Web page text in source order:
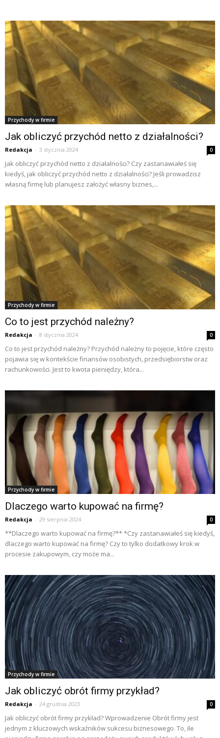
Przychody w firmie
Jak obliczyć przychód netto z działalności?
Redakcja - 3 stycznia 2024 0
Jak obliczyć przychód netto z działalności? Czy zastanawiałeś się
kiedyś, jak obliczyć przychód netto z działalności? Jeśli prowadzisz
własną firmę lub planujesz założyć własny biznes,...
Przychody w firmie
Co to jest przychód należny?
Redakcja - 8 stycznia 2024 0
Co to jest przychód należny? Przychód należny to pojęcie, które często
pojawia się w kontekście finansów osobistych, przedsiębiorstw oraz
rachunkowości. Jest to kwota pieniędzy, która...
Przychody w firmie
Dlaczego warto kupować na firmę?
Redakcja - 29 sierpnia 2024 0
**Dlaczego warto kupować na firmę?** *Czy zastanawiałeś się kiedyś,
dlaczego warto kupować na firmę? Czy to tylko dodatkowy krok w
procesie zakupowym, czy może ma...
Przychody w firmie
Jak obliczyć obrót firmy przykład?
Redakcja - 24 grudnia 2023 0
Jak obliczyć obrót firmy przykład? Wprowadzenie Obrót firmy jest
jednym z kluczowych wskaźników sukcesu biznesowego. To, ile